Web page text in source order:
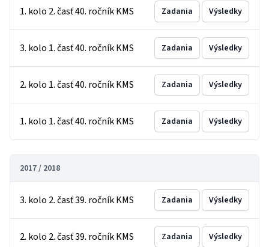
1. kolo 2. časť 40. ročník KMS Zadania Výsledky
3. kolo 1. časť 40. ročník KMS Zadania Výsledky
2. kolo 1. časť 40. ročník KMS Zadania Výsledky
1. kolo 1. časť 40. ročník KMS Zadania Výsledky
2017 / 2018
3. kolo 2. časť 39. ročník KMS Zadania Výsledky
2. kolo 2. časť 39. ročník KMS Zadania Výsledky